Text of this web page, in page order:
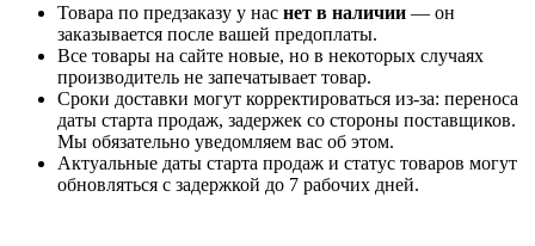
Товара по предзаказу у нас нет в наличии — он
заказывается после вашей предоплаты.
Все товары на сайте новые, но в некоторых случаях
производитель не запечатывает товар.
Сроки доставки могут корректироваться из-за: переноса
даты старта продаж, задержек со стороны поставщиков.
Мы обязательно уведомляем вас об этом.
Актуальные даты старта продаж и статус товаров могут
обновляться с задержкой до 7 рабочих дней.